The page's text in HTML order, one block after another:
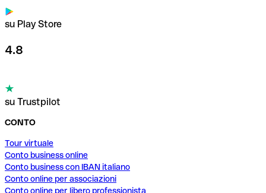
su Play Store
4.8
su Trustpilot
CONTO
Tour virtuale
Conto business online
Conto business con IBAN italiano
Conto online per associazioni
Conto online per libero professionista